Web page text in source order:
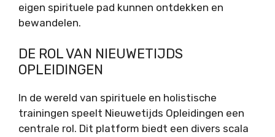
eigen spirituele pad kunnen ontdekken en
bewandelen.
DE ROL VAN NIEUWETIJDS
OPLEIDINGEN
In de wereld van spirituele en holistische
trainingen speelt Nieuwetijds Opleidingen een
centrale rol. Dit platform biedt een divers scala